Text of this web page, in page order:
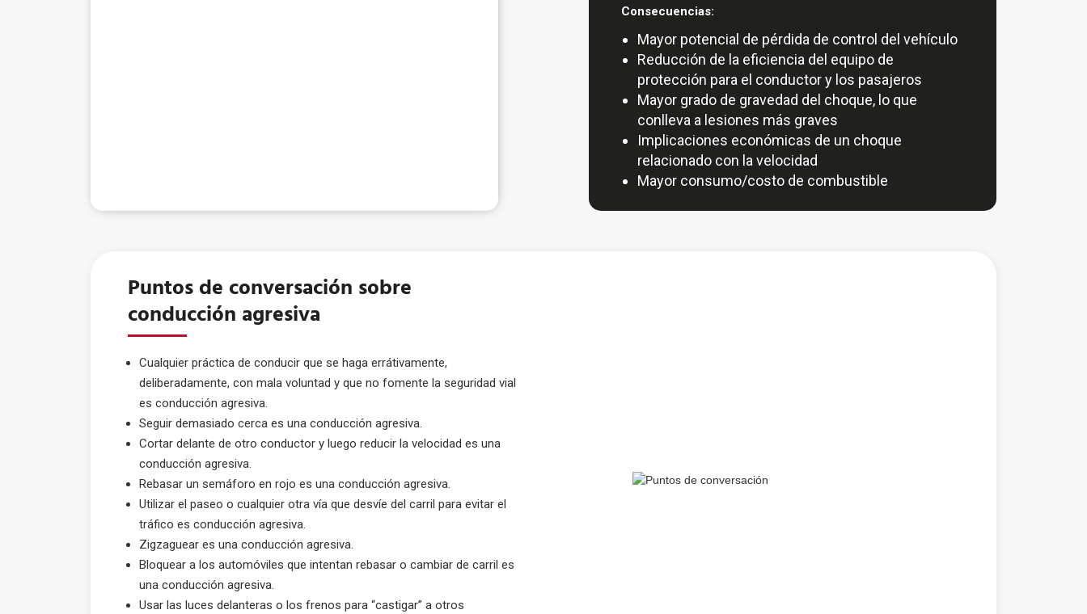
Consecuencias:
Mayor potencial de pérdida de control del vehículo
Reducción de la eficiencia del equipo de
protección para el conductor y los pasajeros
Mayor grado de gravedad del choque, lo que
conlleva a lesiones más graves
Implicaciones económicas de un choque
relacionado con la velocidad
Mayor consumo/costo de combustible
Puntos de conversación sobre
conducción agresiva
Cualquier práctica de conducir que se haga errátivamente,
deliberadamente, con mala voluntad y que no fomente la seguridad vial
es conducción agresiva.
Seguir demasiado cerca es una conducción agresiva.
Cortar delante de otro conductor y luego reducir la velocidad es una
conducción agresiva.
Rebasar un semáforo en rojo es una conducción agresiva.
Utilizar el paseo o cualquier otra vía que desvíe del carril para evitar el
tráfico es conducción agresiva.
Zigzaguear es una conducción agresiva.
Bloquear a los automóviles que intentan rebasar o cambiar de carril es
una conducción agresiva.
Usar las luces delanteras o los frenos para “castigar” a otros